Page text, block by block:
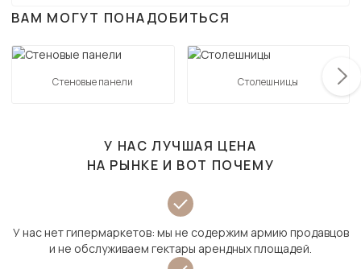
ВАМ МОГУТ ПОНАДОБИТЬСЯ
Стеновые панели Столешницы
У НАС ЛУЧШАЯ ЦЕНА
НА РЫНКЕ И ВОТ ПОЧЕМУ
У нас нет гипермаркетов: мы не содержим армию продавцов
и не обслуживаем гектары арендных площадей.